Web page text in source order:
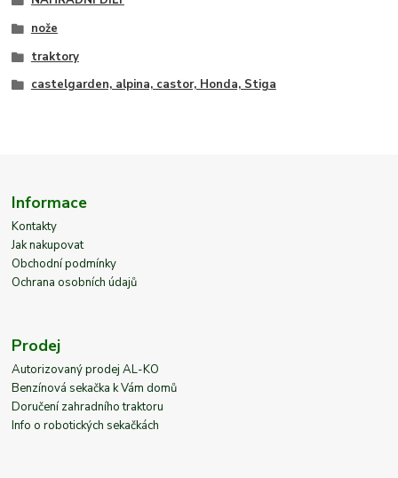
nože
traktory
castelgarden, alpina, castor, Honda, Stiga
Informace
Kontakty
Jak nakupovat
Obchodní podmínky
Ochrana osobních údajů
Prodej
Autorizovaný prodej AL-KO
Benzínová sekačka k Vám domů
Doručení zahradního traktoru
Info o robotických sekačkách